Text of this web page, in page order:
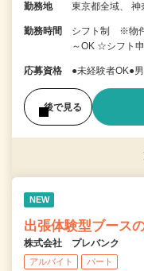
勤務地 東京都全域、 神
勤務時間
シフト制 ※物件
～OK ☆シフト
応募資格 ●未経験者OK●
後で見る
NEW
出張体験型ブース
株式会社 プレバンク
アルバイト パート